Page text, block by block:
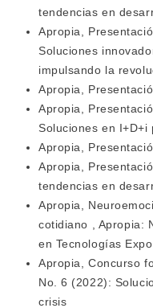
tendencias en
Apropia,
Soluciones
impulsando la
Apropia,
Apropia,
Soluciones en
Apropia,
Apropia,
tendencias en
Apropia,
cotidiano
Apropia:
en Tecnologías
Apropia,Concurso
No. 6 (2022):
crisis